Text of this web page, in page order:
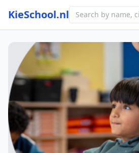
KieSchool.nl